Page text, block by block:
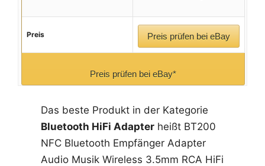
Preis Preis prüfen bei eBay
Preis prüfen bei eBay*
Das beste Produkt in der Kategorie
Bluetooth HiFi Adapterheißt BT200
NFC Bluetooth Empfänger Adapter
Audio Musik Wireless 3.5mm RCA HiFi